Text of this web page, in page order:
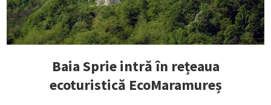
Baia Sprie intră în rețeaua
ecoturistică EcoMaramureș